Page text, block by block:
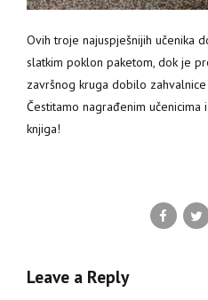
Ovih troje najuspješnijih učenika
slatkim poklon paketom, dok je
završnog kruga dobilo
Čestitamo nagrađenim
knjiga!
Leave a Reply